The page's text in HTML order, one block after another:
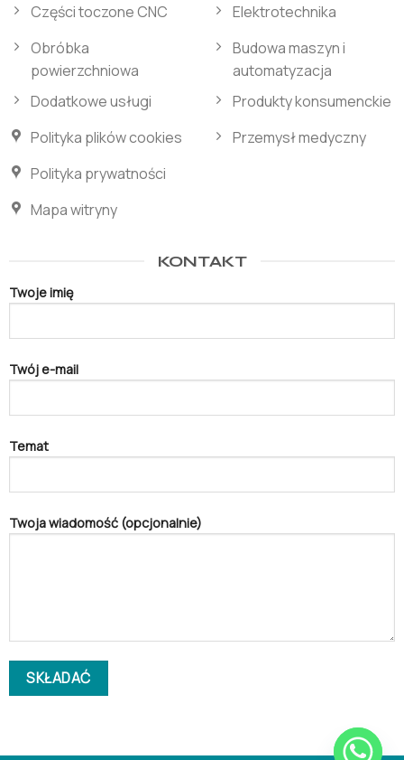
Części toczone CNC
Obróbka
powierzchniowa
Dodatkowe usługi
Polityka plików cookies
Polityka prywatności
Mapa witryny
Elektrotechnika
Budowa maszyn i
automatyzacja
Produkty konsumenckie
Przemysł medyczny
KONTAKT
Twoje imię
Twój e-mail
Temat
Twoja wiadomość (opcjonalnie)